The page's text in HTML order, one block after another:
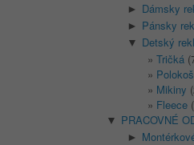
► Dámsky
► Pánsky
▼ Detský
Tričká
Mikiny
Fleece
▼ PRACOVNÉ
►